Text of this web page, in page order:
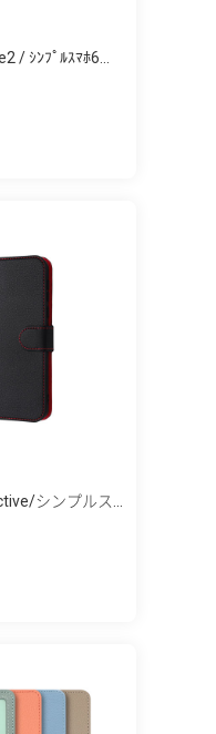
/ ｼﾝﾌﾟﾙｽﾏﾎ6...
シンプルス...